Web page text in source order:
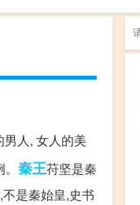
人, 女人的美
秦王苻坚是秦
是秦始皇,史书